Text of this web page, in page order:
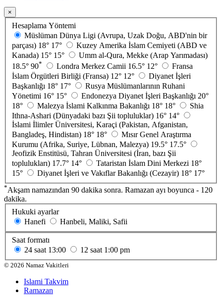
×
Hesaplama Yöntemi
Müslüman Dünya Ligi (Avrupa, Uzak Doğu, ABD'nin bir
parçası) 18° 17°
Kuzey Amerika İslam Cemiyeti (ABD ve
Kanada) 15° 15°
Umm al-Qura, Mekke (Arap Yarımadası)
18.5° 90* Londra Merkez Camii 16.5° 12°
Fransa
İslam Örgütleri Birliği (Fransa) 12° 12°
Diyanet İşleri
Başkanlığı 18° 17°
Rusya Müslümanlarının Ruhani
Yönetimi 16° 15° Endonezya Diyanet İşleri Başkanlığı 20°
18°
Malezya İslami Kalkınma Bakanlığı 18° 18°
Shia
Ithna-Ashari (Dünyadaki bazı Şii topluluklar) 16° 14°
İslami İlimler Üniversitesi, Karaçi (Pakistan, Afganistan,
Bangladeş, Hindistan) 18° 18°
Mısır Genel Araştırma
Kurumu (Afrika, Suriye, Lübnan, Malezya) 19.5° 17.5°
Jeofizik Enstitüsü, Tahran Üniversitesi (İran, bazı Şii
toplulukları) 17.7° 14° Tataristan İslam Dini Merkezi 18°
15°
Diyanet İşleri ve Vakıflar Bakanlığı (Cezayir) 18° 17°
*Akşam namazından 90 dakika sonra. Ramazan ayı boyunca - 120
dakika.
Hukuki ayarlar
Hanefi
Hanbeli, Maliki, Safii
Saat formatı
24 saat 13:00 12 saat 1:00 pm
© 2026 Namaz Vakitleri
Islami Takvim
Ramazan